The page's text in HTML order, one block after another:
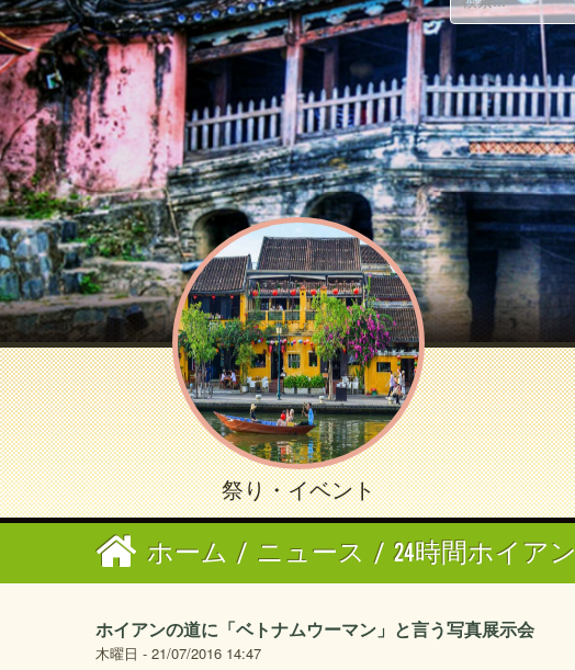
祭り・イベント
ホーム / ニュース / 24時間ホイアン
ホイアンの道に「ベトナムウーマン」と言う写真展示会
木曜日 - 21/07/2016 14:47